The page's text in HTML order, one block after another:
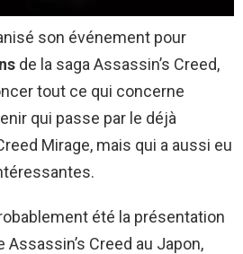
son événement pour
de la saga Assassin’s Creed,
tout ce qui concerne
qui passe par le déjà
Mirage, mais qui a aussi eu
été la présentation
Assassin’s Creed au Japon,